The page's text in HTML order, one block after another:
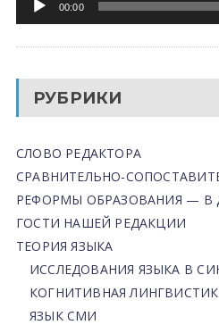
00:00
РУБРИКИ
СЛОВО РЕДАКТОРА
СРАВНИТЕЛЬНО-
РЕФОРМЫ ОБРАЗОВАНИЯ — В
ГОСТИ НАШЕЙ РЕДАКЦИИ
ТЕОРИЯ ЯЗЫКА
ИССЛЕДОВАНИЯ ЯЗЫКА В
КОГНИТИВНАЯ
ЯЗЫК СМИ